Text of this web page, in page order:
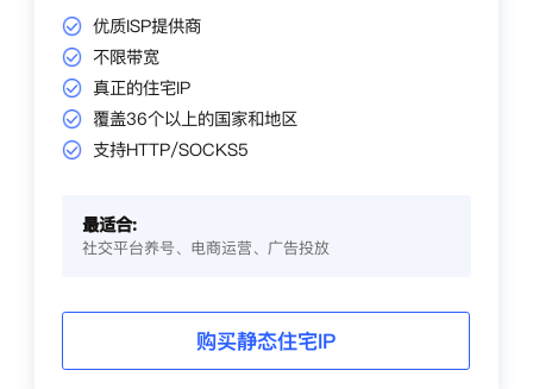
优质ISP提供商
不限带宽
真正的住宅IP
覆盖36个以上的国家和地区
支持HTTP/SOCKS5
最适合:
社交平台养号、电商运营、广告投放
购买静态住宅IP